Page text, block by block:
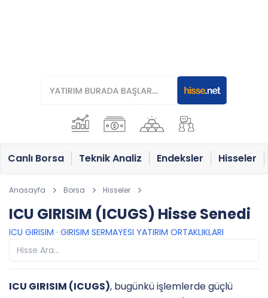
Canlı Borsa Teknik Analiz Endeksler Hisseler
Anasayfa Borsa Hisseler
ICU GIRISIM (ICUGS) Hisse Senedi
ICU GIRISIM · GIRISIM SERMAYESI YATIRIM ORTAKLIKLARI
ICU GIRISIM (ICUGS), bugünkü işlemlerde güçlü